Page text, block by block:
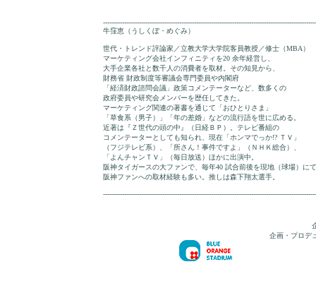
牛窪恵（うしくぼ・めぐみ）
世代・トレンド評論家／立教大学大学院客員教授／修士（MBA）
マーケティング会社インフィニティを20 余年経営し、
大手企業各社と数千人の消費者を取材。その知見から、
財務省 財政制度等審議会専門委員や内閣府
「経済財政諮問会議」政策コメンテーターなど、数多くの
政府委員や研究会メンバーを歴任してきた。
マーケティング関連の著書を通じて「おひとりさま」
「草食系（男子）」「年の差婚」などの流行語を世に広める。
近著は『Ｚ世代の頭の中』（日経ＢＰ）。テレビ番組の
コメンテーターとしても知られ、現在「ホンマでっか!? ＴＶ」
（フジテレビ系）、「所さん！事件ですよ」（ＮＨＫ総合）、
「よんチャンＴＶ」（毎日放送）ほかに出演中。
阪神タイガースの大ファンで、毎年40 試合前後を現地（球場）に
阪神ファンへの取材経験も多い。推しは森下翔太選手。
企画・プロデ